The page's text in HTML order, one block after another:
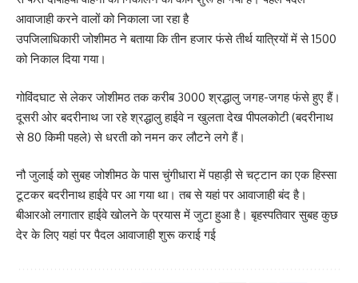
आवाजाही करने वालों को निकाला जा रहा है
उपजिलाधिकारी जोशीमठ ने बताया कि तीन हजार फंसे तीर्थ यात्रियों में से 1500
को निकाल दिया गया।
गोविंदघाट से लेकर जोशीमठ तक करीब 3000 श्रद्धालु जगह-जगह फंसे हुए हैं।
दूसरी ओर बदरीनाथ जा रहे श्रद्धालु हाईवे न खुलता देख पीपलकोटी (बदरीनाथ
से 80 किमी पहले) से धरती को नमन कर लौटने लगे हैं।
नौ जुलाई को सुबह जोशीमठ के पास चुंगीधारा में पहाड़ी से चट्टान का एक हिस्सा
टूटकर बदरीनाथ हाईवे पर आ गया था। तब से यहां पर आवाजाही बंद है।
बीआरओ लगातार हाईवे खोलने के प्रयास में जुटा हुआ है। बृहस्पतिवार सुबह कुछ
देर के लिए यहां पर पैदल आवाजाही शुरू कराई गई